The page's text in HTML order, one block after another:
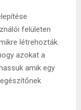
felületen
létrehozták.
azokat a
amik egy